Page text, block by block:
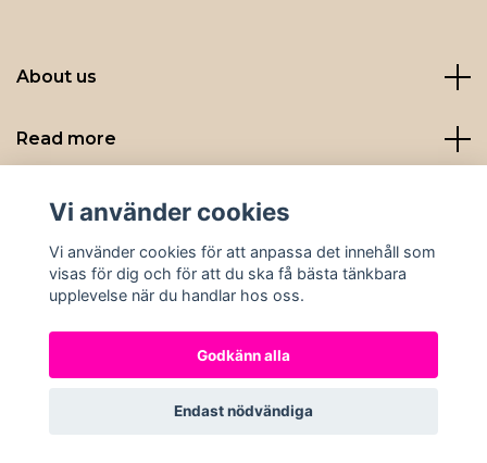
About us
Read more
Sociala medier
© 2026 Nybryggt
Vi använder cookies
Vi använder cookies för att anpassa det innehåll som
visas för dig och för att du ska få bästa tänkbara
upplevelse när du handlar hos oss.
Godkänn alla
Endast nödvändiga